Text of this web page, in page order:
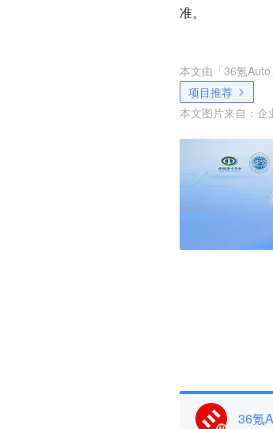
准。
本文由「36氪Auto
项目推荐
本文图片来自： 企
36氪